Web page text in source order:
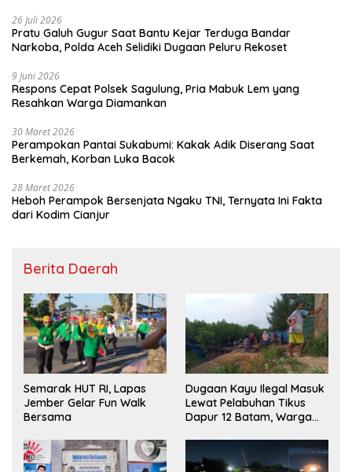
26 Juli 2026
Pratu Galuh Gugur Saat Bantu Kejar Terduga Bandar
Narkoba, Polda Aceh Selidiki Dugaan Peluru Rekoset
9 Juni 2026
Respons Cepat Polsek Sagulung, Pria Mabuk Lem yang
Resahkan Warga Diamankan
30 Maret 2026
Perampokan Pantai Sukabumi: Kakak Adik Diserang Saat
Berkemah, Korban Luka Bacok
28 Maret 2026
Heboh Perampok Bersenjata Ngaku TNI, Ternyata Ini Fakta
dari Kodim Cianjur
Berita Daerah
Semarak HUT RI, Lapas
Jember Gelar Fun Walk
Bersama
Dugaan Kayu Ilegal Masuk
Lewat Pelabuhan Tikus
Dapur 12 Batam, Warga
Pengecekan